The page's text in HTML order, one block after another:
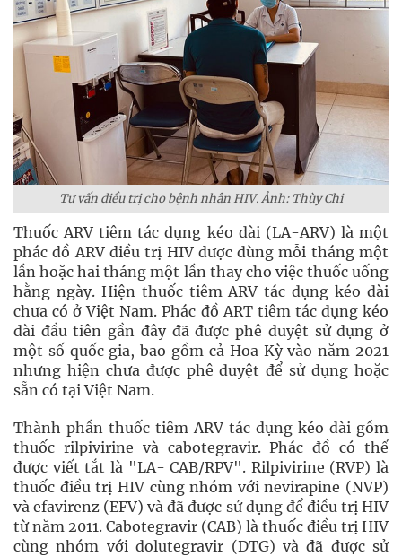
Tư vấn điều trị cho bệnh nhân HIV. Ảnh: Thùy Chi
Thuốc ARV tiêm tác dụng kéo dài (LA-ARV) là một
phác đồ ARV điều trị HIV được dùng mỗi tháng một
lần hoặc hai tháng một lần thay cho việc thuốc uống
hằng ngày. Hiện thuốc tiêm ARV tác dụng kéo dài
chưa có ở Việt Nam. Phác đồ ART tiêm tác dụng kéo
dài đầu tiên gần đây đã được phê duyệt sử dụng ở
một số quốc gia, bao gồm cả Hoa Kỳ vào năm 2021
nhưng hiện chưa được phê duyệt để sử dụng hoặc
sẵn có tại Việt Nam.
Thành phần thuốc tiêm ARV tác dụng kéo dài gồm
thuốc rilpivirine và cabotegravir. Phác đồ có thể
được viết tắt là "LA- CAB/RPV". Rilpivirine (RVP) là
thuốc điều trị HIV cùng nhóm với nevirapine (NVP)
và efavirenz (EFV) và đã được sử dụng để điều trị HIV
từ năm 2011. Cabotegravir (CAB) là thuốc điều trị HIV
cùng nhóm với dolutegravir (DTG) và đã được sử